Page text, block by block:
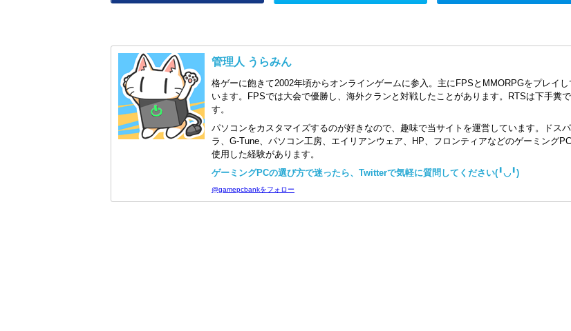
管理人 うらみん
格ゲーに飽きて2002年頃からオンラインゲームに参入。主にFPSとMMORPGをプレイし
います。FPSでは大会で優勝し、海外クランと対戦したことがあります。RTSは下手糞で
す。
パソコンをカスタマイズするのが好きなので、趣味で当サイトを運営しています。ドスパ
ラ、G-Tune、パソコン工房、エイリアンウェア、HP、フロンティアなどのゲーミング
使用した経験があります。
ゲーミングPCの選び方で迷ったら、Twitterで気軽に質問してください(╹◡╹)
@gamepcbankをフォロー